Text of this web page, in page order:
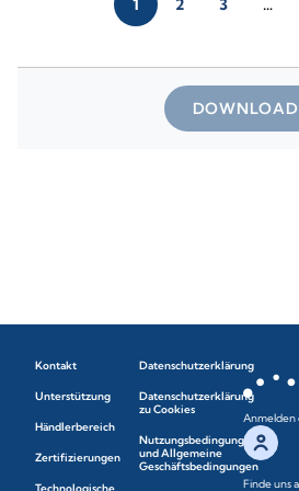
1 2 3 …
DOWNLOAD
Kontakt
Unterstützung
Händlerbereich
Zertifizierungen
Datenschutzerklärung
Datenschutzerklärung
zu Cookies
Nutzungsbedingungen
und Allgemeine
Geschäftsbedingungen
Anmelden
Finde uns